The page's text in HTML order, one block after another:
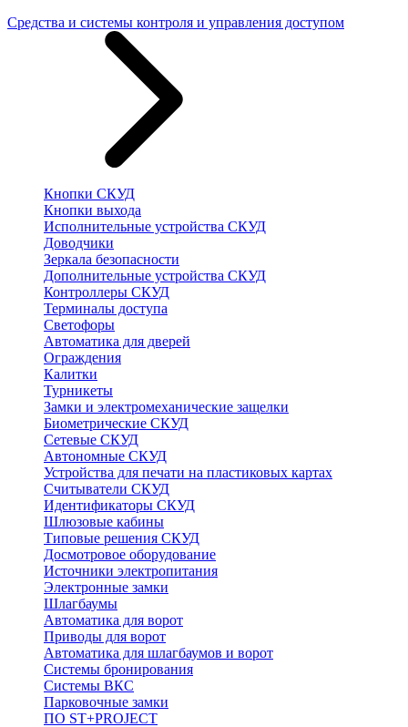
Средства и системы контроля и управления доступом
Кнопки СКУД
Кнопки выхода
Исполнительные устройства СКУД
Доводчики
Зеркала безопасности
Дополнительные устройства СКУД
Контроллеры СКУД
Терминалы доступа
Светофоры
Автоматика для дверей
Ограждения
Калитки
Турникеты
Замки и электромеханические защелки
Биометрические СКУД
Сетевые СКУД
Автономные СКУД
Устройства для печати на пластиковых картах
Считыватели СКУД
Идентификаторы СКУД
Шлюзовые кабины
Типовые решения СКУД
Досмотровое оборудование
Источники электропитания
Электронные замки
Шлагбаумы
Автоматика для ворот
Приводы для ворот
Автоматика для шлагбаумов и ворот
Системы бронирования
Системы ВКС
Парковочные замки
ПО ST+PROJECT